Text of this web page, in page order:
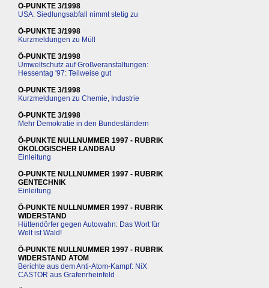
Ö-PUNKTE 3/1998
USA: Siedlungsabfall nimmt stetig zu
Ö-PUNKTE 3/1998
Kurzmeldungen zu Müll
Ö-PUNKTE 3/1998
Umweltschutz auf Großveranstaltungen:
Hessentag '97: Teilweise gut
Ö-PUNKTE 3/1998
Kurzmeldungen zu Chemie, Industrie
Ö-PUNKTE 3/1998
Mehr Demokratie in den Bundesländern
Ö-PUNKTE NULLNUMMER 1997 - RUBRIK
ÖKOLOGISCHER LANDBAU
Einleitung
Ö-PUNKTE NULLNUMMER 1997 - RUBRIK
GENTECHNIK
Einleitung
Ö-PUNKTE NULLNUMMER 1997 - RUBRIK
WIDERSTAND
Hüttendörfer gegen Autowahn: Das Wort für
Welt ist Wald!
Ö-PUNKTE NULLNUMMER 1997 - RUBRIK
WIDERSTAND ATOM
Berichte aus dem Anti-Atom-Kampf: NiX
CASTOR aus Grafenrheinfeld